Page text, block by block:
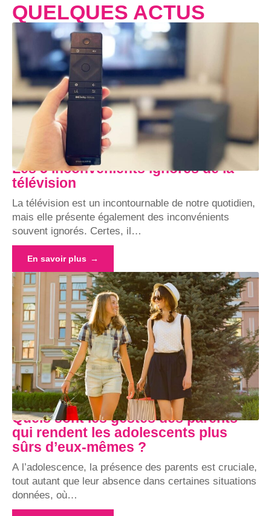
QUELQUES ACTUS
Les 5 inconvénients ignorés de la
télévision
La télévision est un incontournable de notre quotidien,
mais elle présente également des inconvénients
souvent ignorés. Certes, il…
En savoir plus
Quels sont les gestes des parents
qui rendent les adolescents plus
sûrs d’eux-mêmes ?
A l’adolescence, la présence des parents est cruciale,
tout autant que leur absence dans certaines situations
données, où…